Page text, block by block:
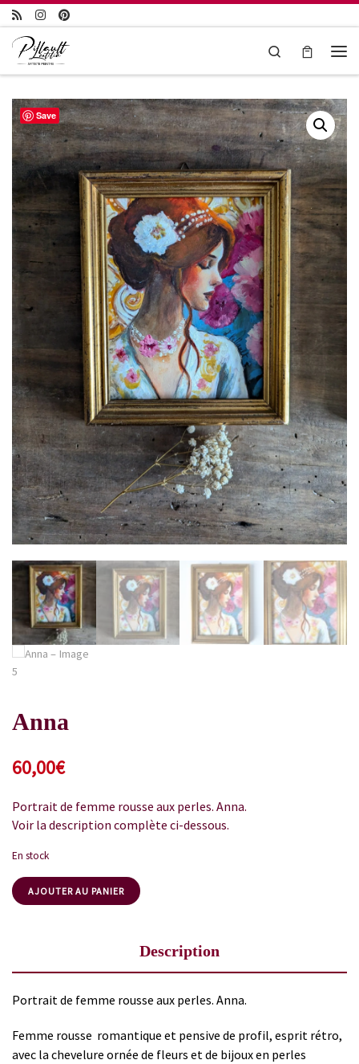
Passer au contenu
Search
Save
Anna
60,00€
Portrait de femme rousse aux perles. Anna.
Voir la description complète ci-dessous.
En stock
AJOUTER AU PANIER
Description
Portrait de femme rousse aux perles. Anna.
Femme rousse romantique et pensive de profil, esprit rétro,
avec la chevelure ornée de fleurs et de bijoux en perles